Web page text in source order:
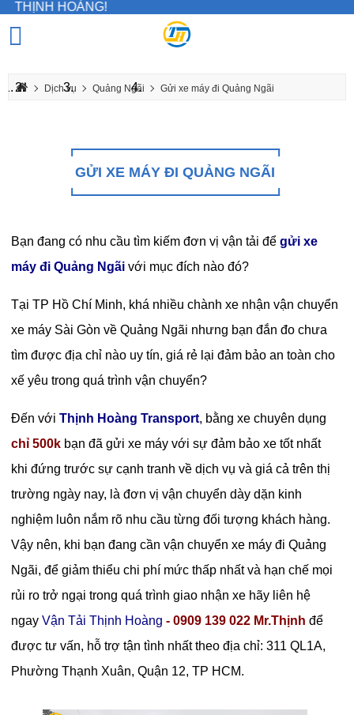
Dịch vụ Quảng Ngãi Gửi xe máy đi Quảng Ngãi
GỬI XE MÁY ĐI QUẢNG NGÃI
Bạn đang có nhu cầu tìm kiếm đơn vị vận tải đểgửi xe
máy đi Quảng Ngãi với mục đích nào đó?
Tại TP Hồ Chí Minh, khá nhiều chành xe nhận vận chuyển
xe máy Sài Gòn về Quảng Ngãi nhưng bạn đắn đo chưa
tìm được địa chỉ nào uy tín, giá rẻ lại đảm bảo an toàn cho
xế yêu trong quá trình vận chuyển?
Đến vớiThịnh Hoàng Transport, bằng xe chuyên dụng
chỉ 500k bạn đã gửi xe máy với sự đảm bảo xe tốt nhất
khi đứng trước sự cạnh tranh về dịch vụ và giá cả trên thị
trường ngày nay, là đơn vị vận chuyển dày dặn kinh
nghiệm luôn nắm rõ nhu cầu từng đối tượng khách hàng.
Vậy nên, khi bạn đang cần vận chuyển xe máy đi Quảng
Ngãi, để giảm thiểu chi phí mức thấp nhất và hạn chế mọi
rủi ro trở ngại trong quá trình giao nhận xe hãy liên hệ
ngayVận Tải Thịnh Hoàng - 0909 139 022 Mr.Thịnh để
được tư vấn, hỗ trợ tận tình nhất theo địa chỉ: 311 QL1A,
Phường Thạnh Xuân, Quận 12, TP HCM.